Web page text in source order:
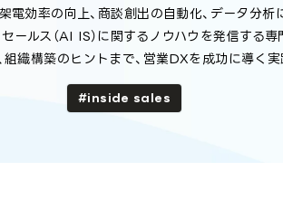
電効率の向上、商談創出の自動化、データ分析
ールス（AI IS）に関するノウハウを発信する専
織構築のヒントまで、営業DXを成功に導く実
inside sales